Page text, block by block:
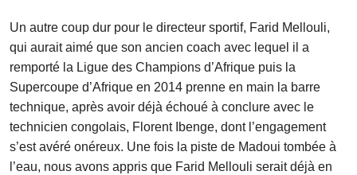
Un autre coup dur pour le directeur sportif, Farid Mellouli,
qui aurait aimé que son ancien coach avec lequel il a
remporté la Ligue des Champions d’Afrique puis la
Supercoupe d’Afrique en 2014 prenne en main la barre
technique, après avoir déjà échoué à conclure avec le
technicien congolais, Florent Ibenge, dont l’engagement
s’est avéré onéreux. Une fois la piste de Madoui tombée à
l’eau, nous avons appris que Farid Mellouli serait déjà en